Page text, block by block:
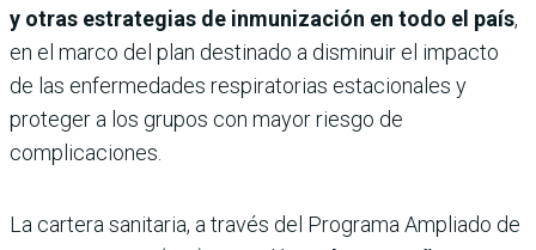
y otras estrategias de inmunización en todo el país,
en el marco del plan destinado a disminuir el impacto
de las enfermedades respiratorias estacionales y
proteger a los grupos con mayor riesgo de
complicaciones.
La cartera sanitaria, a través del Programa Ampliado de